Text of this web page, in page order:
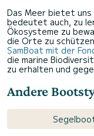
Das Meer bietet uns
bedeutet auch, zu
Ökosysteme zu
die Orte zu
SamBoat mit der
die marine
zu erhalten und
Andere